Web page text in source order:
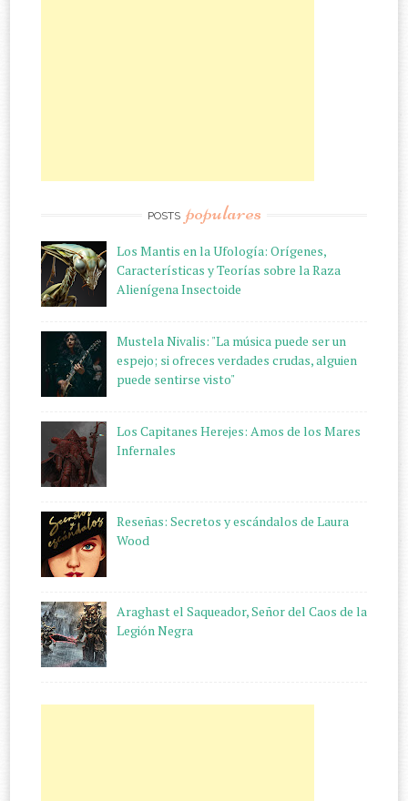
POSTS populares
Los Mantis en la Ufología: Orígenes,
Características y Teorías sobre la Raza
Alienígena Insectoide
Mustela Nivalis: "La música puede ser un
espejo; si ofreces verdades crudas, alguien
puede sentirse visto"
Los Capitanes Herejes: Amos de los Mares
Infernales
Reseñas: Secretos y escándalos de Laura
Wood
Araghast el Saqueador, Señor del Caos de la
Legión Negra